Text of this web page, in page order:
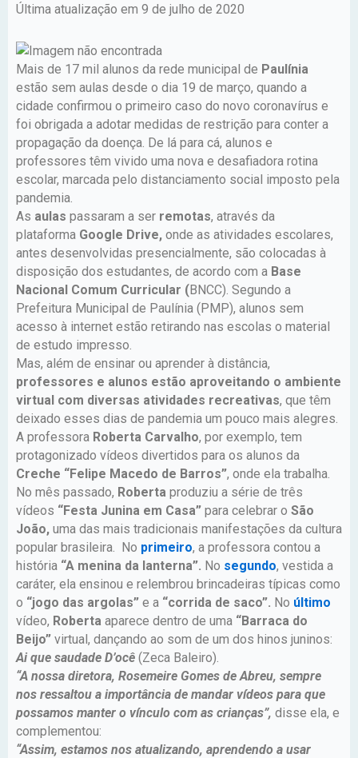
Última atualização em 9 de julho de 2020
Mais de 17 mil alunos da rede municipal de Paulínia
estão sem aulas desde o dia 19 de março, quando a
cidade confirmou o primeiro caso do novo coronavírus e
foi obrigada a adotar medidas de restrição para conter a
propagação da doença. De lá para cá, alunos e
professores têm vivido uma nova e desafiadora rotina
escolar, marcada pelo distanciamento social imposto pela
pandemia.
As aulas passaram a ser remotas, através da
plataforma Google Drive, onde as atividades escolares,
antes desenvolvidas presencialmente, são colocadas à
disposição dos estudantes, de acordo com a Base
Nacional Comum Curricular (BNCC). Segundo a
Prefeitura Municipal de Paulínia (PMP), alunos sem
acesso à internet estão retirando nas escolas o material
de estudo impresso.
Mas, além de ensinar ou aprender à distância,
professores e alunos estão aproveitando o ambiente
virtual com diversas atividades recreativas, que têm
deixado esses dias de pandemia um pouco mais alegres.
A professora Roberta Carvalho, por exemplo, tem
protagonizado vídeos divertidos para os alunos da
Creche “Felipe Macedo de Barros”, onde ela trabalha.
No mês passado, Roberta produziu a série de três
vídeos “Festa Junina em Casa” para celebrar o São
João, uma das mais tradicionais manifestações da cultura
popular brasileira. No primeiro, a professora contou a
história “A menina da lanterna”. No segundo, vestida a
caráter, ela ensinou e relembrou brincadeiras típicas como
o “jogo das argolas” e a “corrida de saco”. No último
vídeo, Roberta aparece dentro de uma “Barraca do
Beijo” virtual, dançando ao som de um dos hinos juninos:
Ai que saudade D’ocê (Zeca Baleiro).
“A nossa diretora, Rosemeire Gomes de Abreu, sempre
nos ressaltou a importância de mandar vídeos para que
possamos manter o vínculo com as crianças”, disse ela, e
complementou:
“Assim, estamos nos atualizando, aprendendo a usar